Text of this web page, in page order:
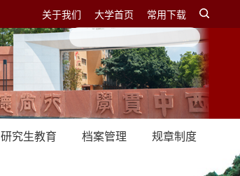
关于我们 大学首页 常用下载
研究生教育 档案管理 规章制度